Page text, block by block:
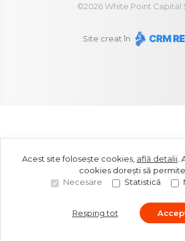
©2026White Point Capital
Site creat în
Acest site folosește cookies, află detalii
cookies dorești să
Necesare
Statistică
Resping tot